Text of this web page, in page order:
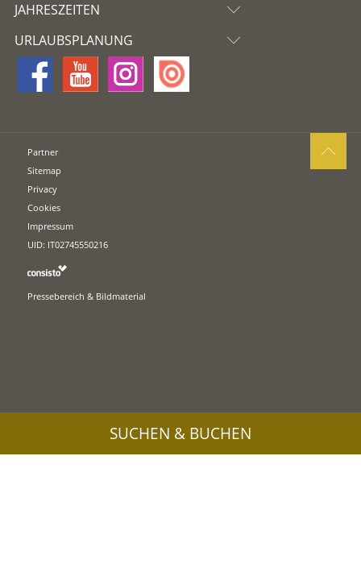
JAHRESZEITEN
URLAUBSPLANUNG
Partner
Sitemap
Privacy
Cookies
Impressum
UID: IT02745550216
Pressebereich & Bildmaterial
SUCHEN & BUCHEN